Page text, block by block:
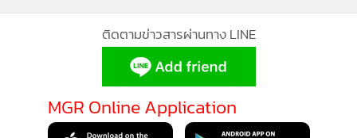
ติดตามข่าวสารผ่านทาง LINE
MGR Online Application